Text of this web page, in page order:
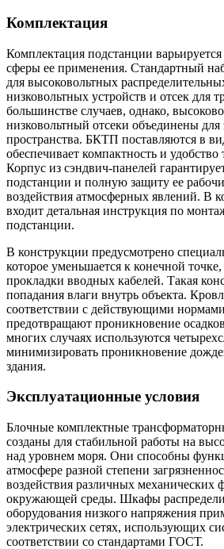
Комплектация
Комплектация подстанции
сферы ее применения. Стандартный
для высоковольтных
низковольтных устройств и отсек для
большинстве случаев, однако,
низковольтный отсеки объединены
пространства. БКТП поставляются в
обеспечивает компактность и
Корпус из сэндвич-панелей
подстанции и полную защиту ее
воздействия атмосферных явлений. В
входит детальная инструкция по
подстанции.
В конструкции предусмотрено
которое уменьшается к конечной
прокладки вводных кабелей. Такая
попадания влаги внутрь объекта.
соответствии с действующими
предотвращают проникновение
многих случаях используются
минимизировать проникновение
здания.
Эксплуатационные условия
Блочные комплектные
созданы для стабильной работы на
над уровнем моря. Они способны
атмосфере разной степени
воздействия различных механических
окружающей среды. Шкафы
оборудования низкого напряжения
электрических сетях, использующих
соответствии со стандартами ГОСТ.